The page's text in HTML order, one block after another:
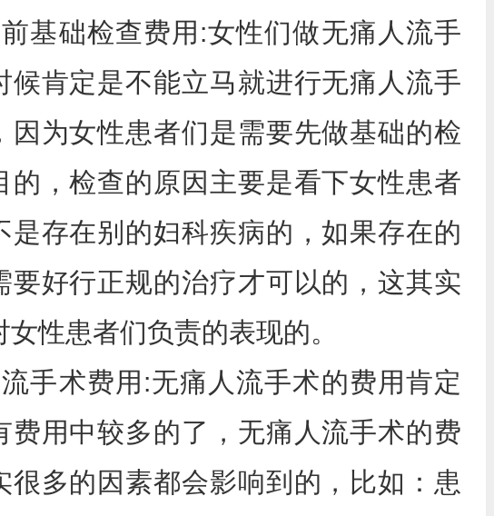
基础检查费用:女性们做无痛人流手
候肯定是不能立马就进行无痛人流手
因为女性患者们是需要先做基础的检
的，检查的原因主要是看下女性患者
是存在别的妇科疾病的，如果存在的
要好行正规的治疗才可以的，这其实
女性患者们负责的表现的。
手术费用:无痛人流手术的费用肯定
费用中较多的了，无痛人流手术的费
很多的因素都会影响到的，比如：患